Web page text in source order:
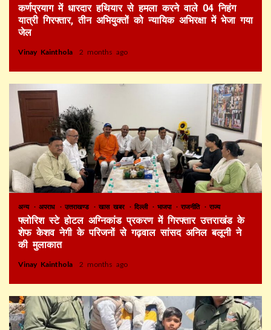
कर्णप्रयाग में धारदार हथियार से हमला करने वाले 04 निहंग
यात्री गिरफ्तार, तीन अभियुक्तों को न्यायिक अभिरक्षा में भेजा गया
जेल
Vinay Kainthola 2 months ago
अन्य अपराध उत्तराखण्ड खास खबर दिल्ली भाजपा राजनीति राज्य
फ्लोरिश स्टे होटल अग्निकांड प्रकरण में गिरफ्तार उत्तराखंड के
शेफ केशव नेगी के परिजनों से गढ़वाल सांसद अनिल बलूनी ने
की मुलाकात
Vinay Kainthola 2 months ago